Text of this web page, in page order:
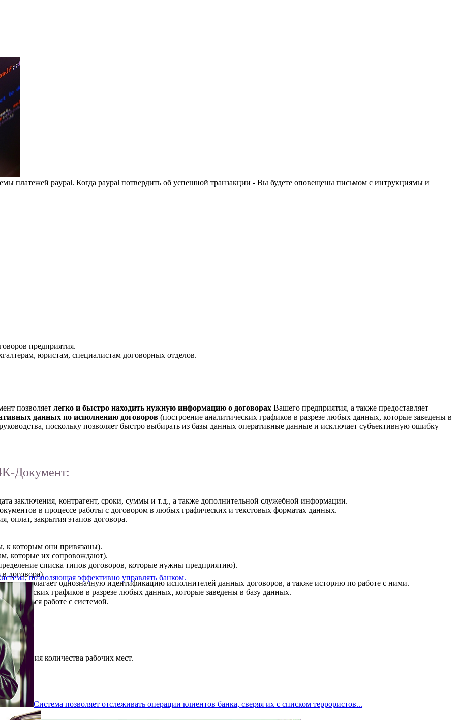
позволяющая эффективно управлять банком.
Система позволяет отслеживать операции клиентов банка, сверяя их с списком террористов...
платежей paypal. Когда paypal потвердить об успешной транзакции - Вы будете оповещены письмом с интрукциямы и
предприятия.
юристам, специалистам договорных отделов.
позволяет легко и быстро находить нужную информацию о договорах Вашего предприятия, а также предоставляет
данных по исполнению договоров (построение аналитических графиков в разрезе любых данных, которые заведены в
поскольку позволяет быстро выбирать из базы данных оперативные данные и исключает субъективную ошибку
Документ:
заключения, контрагент, сроки, суммы и т.д., а также дополнительной служебной информации.
в процессе работы с договором в любых графических и текстовых форматах данных.
оплат, закрытия этапов договора.
к которым они привязаны).
которые их сопровождают).
списка типов договоров, которые нужны предприятию).
договора).
предполагает однозначную идентификацию исполнителей данных договоров, а также историю по работе с ними.
графиков в разрезе любых данных, которые заведены в базу данных.
работе с системой.
количества рабочих мест.